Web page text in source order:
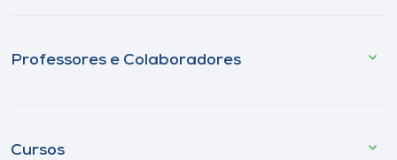
Professores e Colaboradores
Cursos